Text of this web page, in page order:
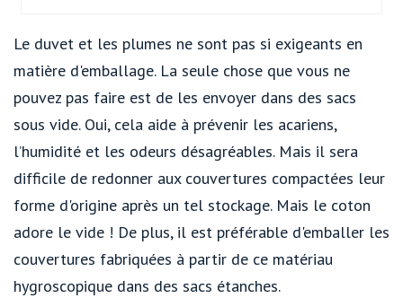
Le duvet et les plumes ne sont pas si exigeants en
matière d'emballage. La seule chose que vous ne
pouvez pas faire est de les envoyer dans des sacs
sous vide. Oui, cela aide à prévenir les acariens,
l’humidité et les odeurs désagréables. Mais il sera
difficile de redonner aux couvertures compactées leur
forme d'origine après un tel stockage. Mais le coton
adore le vide ! De plus, il est préférable d'emballer les
couvertures fabriquées à partir de ce matériau
hygroscopique dans des sacs étanches.